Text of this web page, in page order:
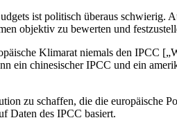
ist politisch überaus schwierig.
objektiv zu bewerten und
Klimarat niemals den IPCC
ein chinesischer IPCC und ein
zu schaffen, die die
Daten des IPCC basiert.